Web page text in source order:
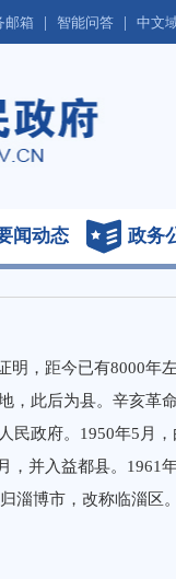
邮箱 | 智能问答 | 中文
闻动态 政务
，距今已有8000年
，此后为县。辛亥革
民政府。1950年5月
，并入益都县。1961
淄博市，改称临淄区